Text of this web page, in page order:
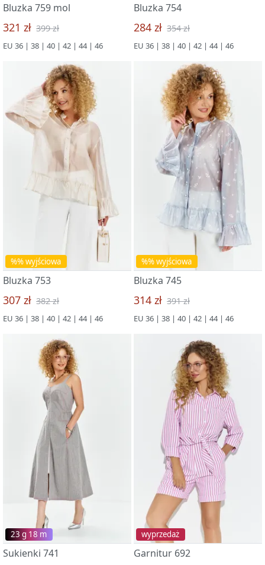
Bluzka 759 mol
321 zł 399 zł
EU 36 | 38 | 40 | 42 | 44 | 46
Bluzka 754
284 zł 354 zł
EU 36 | 38 | 40 | 42 | 44 | 46
%% wyjściowa
Bluzka 753
307 zł 382 zł
EU 36 | 38 | 40 | 42 | 44 | 46
%% wyjściowa
Bluzka 745
314 zł 391 zł
EU 36 | 38 | 40 | 42 | 44 | 46
23 g 18 m
Sukienki 741
wyprzedaż
Garnitur 692